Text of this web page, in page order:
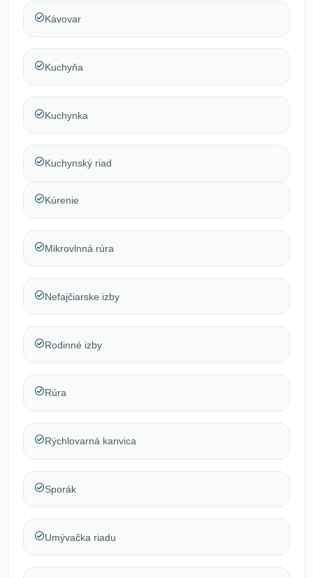
Kávovar
Kuchyňa
Kuchynka
Kuchynský riad
Kúrenie
Mikrovlnná rúra
Nefajčiarske izby
Rodinné izby
Rúra
Rýchlovarná kanvica
Sporák
Umývačka riadu